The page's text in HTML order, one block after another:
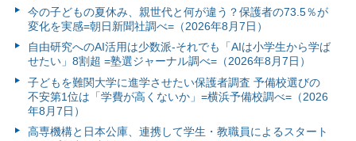
今の子どもの夏休み、親世代と何が違う？保護者の73.5％が
変化を実感=朝日新聞社調べ=（2026年8月7日）
自由研究へのAI活用は少数派-それでも「AIは小学生から学ば
せたい」8割超 =塾選ジャーナル調べ=（2026年8月7日）
子どもを難関大学に進学させたい保護者調査 予備校選びの
不安第1位は「学費が高くないか」=横浜予備校調べ=（2026
年8月7日）
高専機構と日本公庫、連携して学生・教職員によるスタート